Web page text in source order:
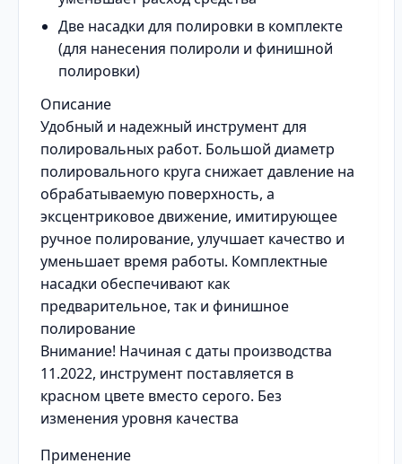
Две насадки для полировки в комплекте
(для нанесения полироли и финишной
полировки)
Описание
Удобный и надежный инструмент для
полировальных работ. Большой диаметр
полировального круга снижает давление на
обрабатываемую поверхность, а
эксцентриковое движение, имитирующее
ручное полирование, улучшает качество и
уменьшает время работы. Комплектные
насадки обеспечивают как
предварительное, так и финишное
полирование
Внимание! Начиная с даты производства
11.2022, инструмент поставляется в
красном цвете вместо серого. Без
изменения уровня качества
Применение